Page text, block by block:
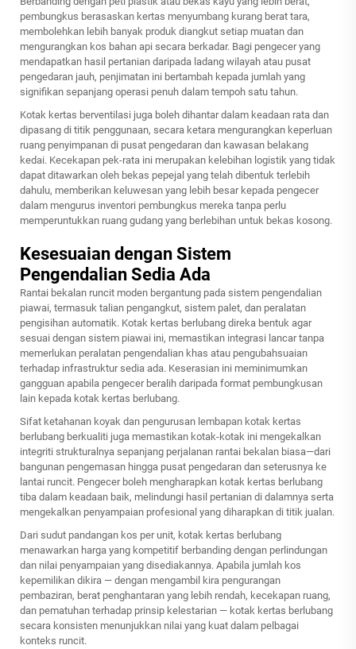
pembungkus berasaskan kertas menyumbang kurang berat tara,
membolehkan lebih banyak produk diangkut setiap muatan dan
mengurangkan kos bahan api secara berkadar. Bagi pengecer yang
mendapatkan hasil pertanian daripada ladang wilayah atau pusat
pengedaran jauh, penjimatan ini bertambah kepada jumlah yang
signifikan sepanjang operasi penuh dalam tempoh satu tahun.
Kotak kertas berventilasi juga boleh dihantar dalam keadaan rata dan
dipasang di titik penggunaan, secara ketara mengurangkan keperluan
ruang penyimpanan di pusat pengedaran dan kawasan belakang
kedai. Kecekapan pek-rata ini merupakan kelebihan logistik yang tidak
dapat ditawarkan oleh bekas pepejal yang telah dibentuk terlebih
dahulu, memberikan keluwesan yang lebih besar kepada pengecer
dalam mengurus inventori pembungkus mereka tanpa perlu
memperuntukkan ruang gudang yang berlebihan untuk bekas kosong.
Kesesuaian dengan Sistem
Pengendalian Sedia Ada
Rantai bekalan runcit moden bergantung pada sistem pengendalian
piawai, termasuk talian pengangkut, sistem palet, dan peralatan
pengisihan automatik. Kotak kertas berlubang direka bentuk agar
sesuai dengan sistem piawai ini, memastikan integrasi lancar tanpa
memerlukan peralatan pengendalian khas atau pengubahsuaian
terhadap infrastruktur sedia ada. Keserasian ini meminimumkan
gangguan apabila pengecer beralih daripada format pembungkusan
lain kepada kotak kertas berlubang.
Sifat ketahanan koyak dan pengurusan lembapan kotak kertas
berlubang berkualiti juga memastikan kotak-kotak ini mengekalkan
integriti strukturalnya sepanjang perjalanan rantai bekalan biasa—dari
bangunan pengemasan hingga pusat pengedaran dan seterusnya ke
lantai runcit. Pengecer boleh mengharapkan kotak kertas berlubang
tiba dalam keadaan baik, melindungi hasil pertanian di dalamnya serta
mengekalkan penyampaian profesional yang diharapkan di titik jualan.
Dari sudut pandangan kos per unit, kotak kertas berlubang
menawarkan harga yang kompetitif berbanding dengan perlindungan
dan nilai penyampaian yang disediakannya. Apabila jumlah kos
kepemilikan dikira — dengan mengambil kira pengurangan
pembaziran, berat penghantaran yang lebih rendah, kecekapan ruang,
dan pematuhan terhadap prinsip kelestarian — kotak kertas berlubang
secara konsisten menunjukkan nilai yang kuat dalam pelbagai
konteks runcit.